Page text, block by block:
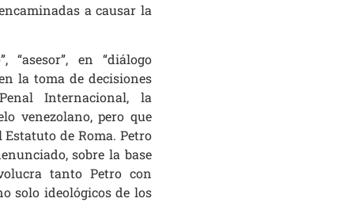
a causar la
“asesor”, en “diálogo
la toma de decisiones
Internacional, la
venezolano, pero que
de Roma. Petro
sobre la base
tanto Petro con
solo ideológicos de los